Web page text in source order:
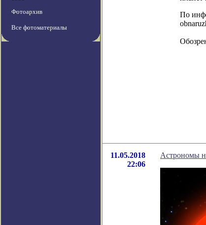
Фотоархив
Все фотоматериалы
По
11.05.2018
22:06
Астрономы